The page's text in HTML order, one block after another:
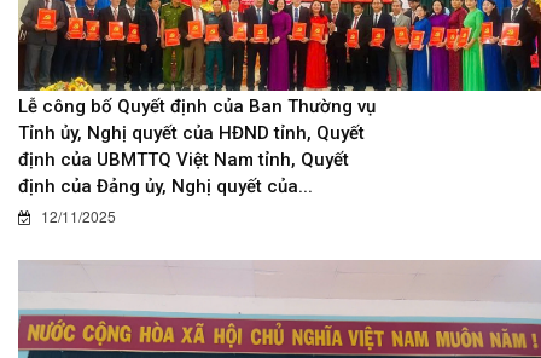
Lễ công bố Quyết định của Ban Thường vụ
Tỉnh ủy, Nghị quyết của HĐND tỉnh, Quyết
định của UBMTTQ Việt Nam tỉnh, Quyết
định của Đảng ủy, Nghị quyết của...
12/11/2025